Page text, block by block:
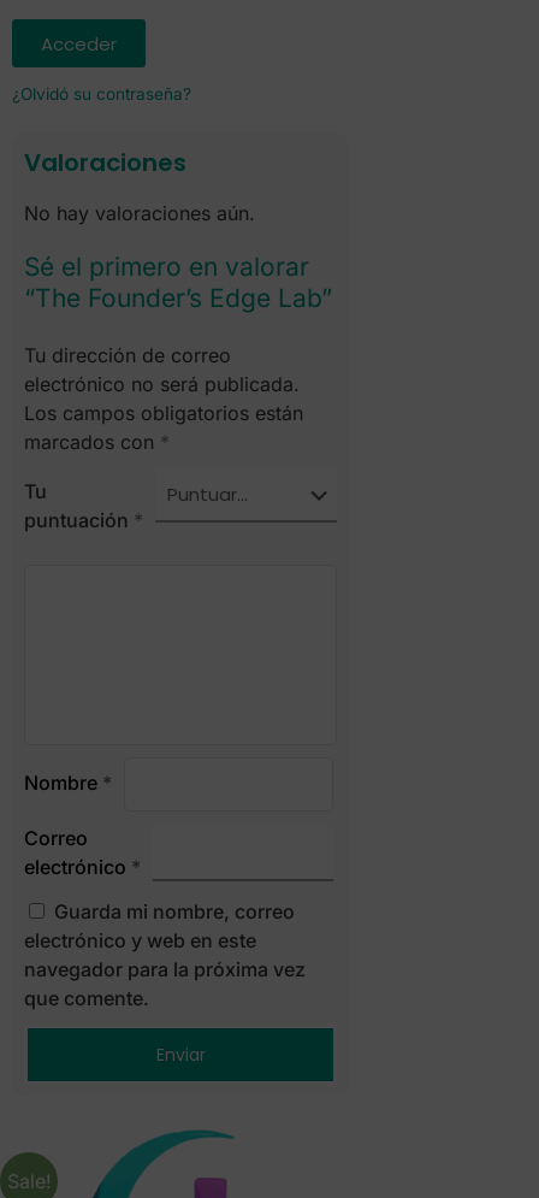
Acceder
¿Olvidó su contraseña?
Valoraciones
No hay valoraciones aún.
Sé el primero en valorar
“The Founder’s Edge Lab”
Tu dirección de correo
electrónico no será publicada.
Los campos obligatorios están
marcados con *
Tu
puntuación *
Nombre *
Correo
electrónico *
Guarda mi nombre, correo
electrónico y web en este
navegador para la próxima vez
que comente.
Sale!